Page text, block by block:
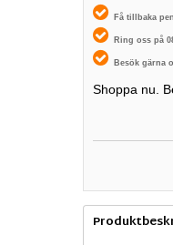
Få tillbaka
Ring oss på
Besök gärna
Shoppa nu.